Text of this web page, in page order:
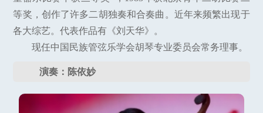
等奖，创作了许多二胡独奏和合奏曲。近年来频繁出现于
各大综艺。代表作品有《刘天华》。
现任中国民族管弦乐学会胡琴专业委员会常务理事。
演奏：陈依妙